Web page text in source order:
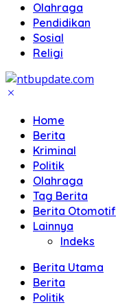
Olahraga
Pendidikan
Sosial
Religi
Home
Berita
Kriminal
Politik
Olahraga
Tag Berita
Berita Otomotif
Lainnya
Indeks
Berita Utama
Berita
Politik